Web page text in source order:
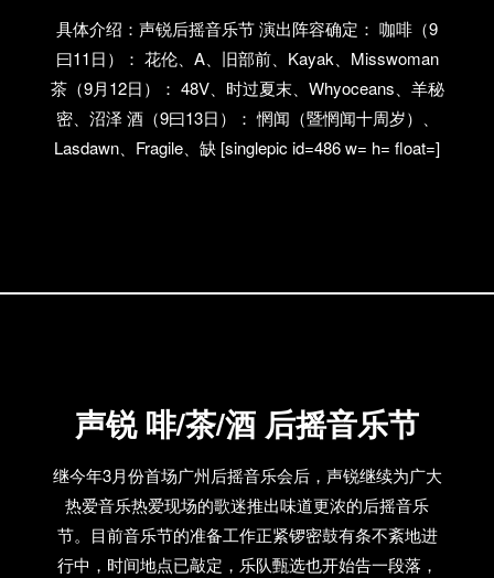
具体介绍：声锐后摇音乐节 演出阵容确定： 咖啡（9
曰11日）： 花伦、A、旧部前、Kayak、Misswoman
茶（9月12日）： 48V、时过夏末、Whyoceans、羊秘
密、沼泽 酒（9曰13日）： 惘闻（暨惘闻十周岁）、
Lasdawn、Fragile、缺 [singlepic id=486 w= h= float=]
声锐 啡/茶/酒 后摇音乐节
继今年3月份首场广州后摇音乐会后，声锐继续为广大
热爱音乐热爱现场的歌迷推出味道更浓的后摇音乐
节。目前音乐节的准备工作正紧锣密鼓有条不紊地进
行中，时间地点已敲定，乐队甄选也开始告一段落，